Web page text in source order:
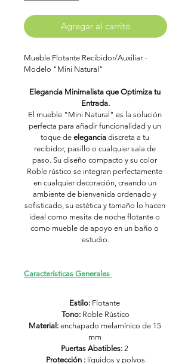
Agregar al carrito
Mueble Flotante Recibidor/Auxiliar -
Modelo "Mini Natural"
Elegancia Minimalista que Optimiza tu
Entrada.
El mueble "Mini Natural" es la solución
perfecta para añadir funcionalidad y un
toque de elegancia discreta a tu
recibidor, pasillo o cualquier sala de
paso. Su diseño compacto y su color
Roble rústico se integran perfectamente
en cualquier decoración, creando un
ambiente de bienvenida ordenado y
sofisticado, su estética y tamaño lo hacen
ideal como mesita de noche flotante o
como mueble de apoyo en un baño o
estudio.
Características Generales
Estilo: Flotante
Tono: Roble Rústico
Material: enchapado melamínico de 15
mm
Puertas Abatibles: 2
Protección : líquidos y polvos